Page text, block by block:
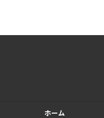
ホーム